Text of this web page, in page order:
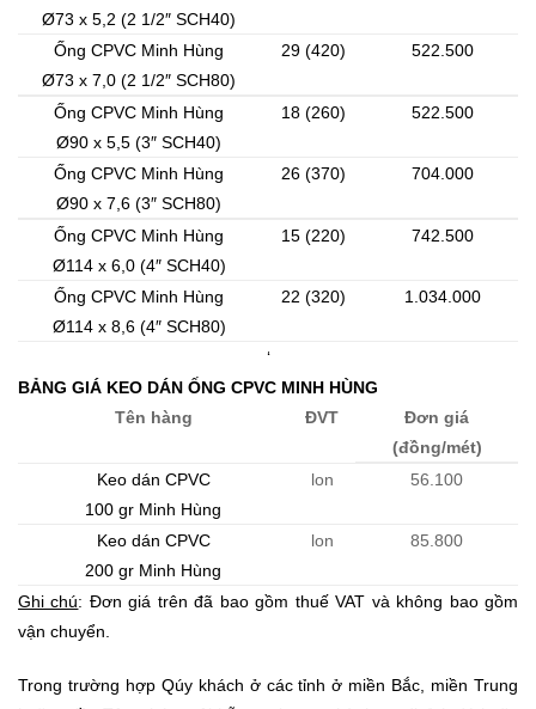
Ø73 x 5,2 (2 1/2″ SCH40)
Ống CPVC Minh Hùng
Ø73 x 7,0 (2 1/2″ SCH80)
29 (420) 522.500
Ống CPVC Minh Hùng
Ø90 x 5,5 (3″ SCH40)
18 (260) 522.500
Ống CPVC Minh Hùng
Ø90 x 7,6 (3″ SCH80)
26 (370) 704.000
Ống CPVC Minh Hùng
Ø114 x 6,0 (4″ SCH40)
15 (220) 742.500
Ống CPVC Minh Hùng
Ø114 x 8,6 (4″ SCH80)
22 (320) 1.034.000
‘
BẢNG GIÁ KEO DÁN ỐNG CPVC MINH HÙNG
Tên hàng
ĐVT
Đơn giá
(đồng/mét)
Keo dán CPVC
100 gr Minh Hùng
lon 56.100
Keo dán CPVC
200 gr Minh Hùng
lon 85.800
Ghi chú: Đơn giá trên đã bao gồm thuế VAT và không bao gồm
vận chuyển.
Trong trường hợp Qúy khách ở các tỉnh ở miền Bắc, miền Trung